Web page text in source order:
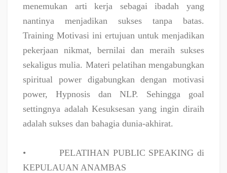
menemukan arti kerja sebagai ibadah yang
nantinya menjadikan sukses tanpa batas.
Training Motivasi ini ertujuan untuk menjadikan
pekerjaan nikmat, bernilai dan meraih sukses
sekaligus mulia. Materi pelatihan mengabungkan
spiritual power digabungkan dengan motivasi
power, Hypnosis dan NLP. Sehingga goal
settingnya adalah Kesuksesan yang ingin diraih
adalah sukses dan bahagia dunia-akhirat.
•
PELATIHAN PUBLIC SPEAKING di
KEPULAUAN ANAMBAS